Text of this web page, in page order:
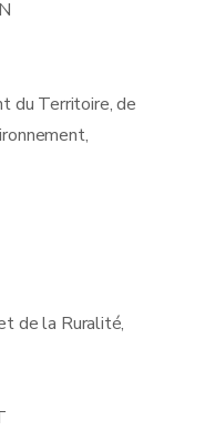
du Territoire, de
de la Ruralité,